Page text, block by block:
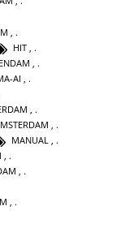
HIT
AI
MANUAL
,
,
,